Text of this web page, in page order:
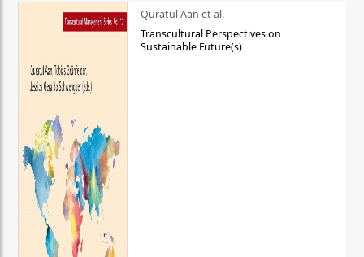
Quratul Aan et al.
Transcultural Perspectives on
Sustainable Future(s)